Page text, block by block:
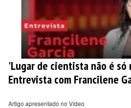
'Lugar de cientista não é só
Entrevista com Francilene
Artigo apresentado no Vídeo